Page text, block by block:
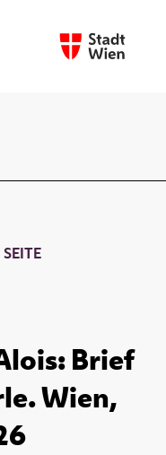
SEITE
Brief
Wien,